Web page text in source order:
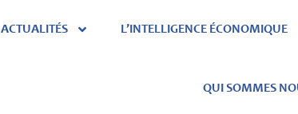
ACTUALITÉS L’INTELLIGENCE ÉCONOMIQUE
QUI SOMMES